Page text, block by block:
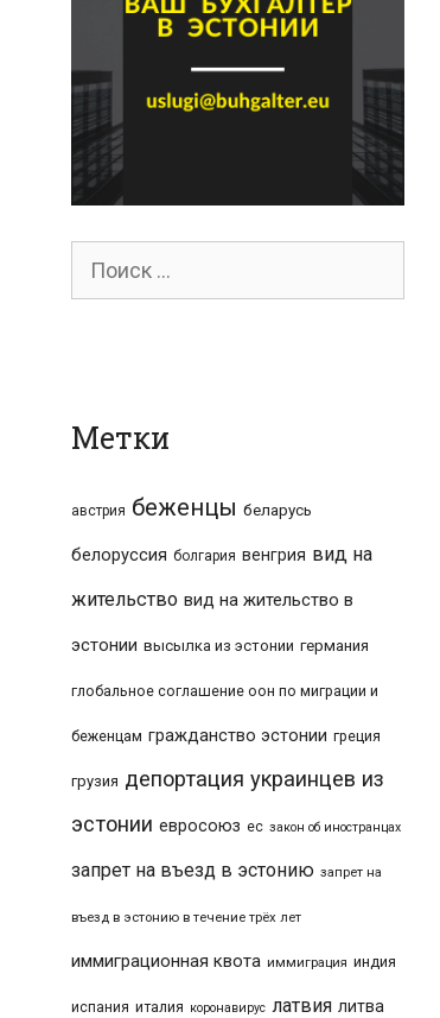
Поиск
для:
Метки
австрия беженцы беларусь
белоруссия болгария венгрия вид на
жительство вид на жительство в
эстонии высылка из эстонии германия
глобальное соглашение оон по миграции и
беженцам гражданство эстонии греция
грузия депортация украинцев из
эстонии евросоюз ес закон об иностранцах
запрет на въезд в эстонию запрет на
въезд в эстонию в течение трёх лет
иммиграционная квота иммиграция индия
испания италия коронавирус латвия литва